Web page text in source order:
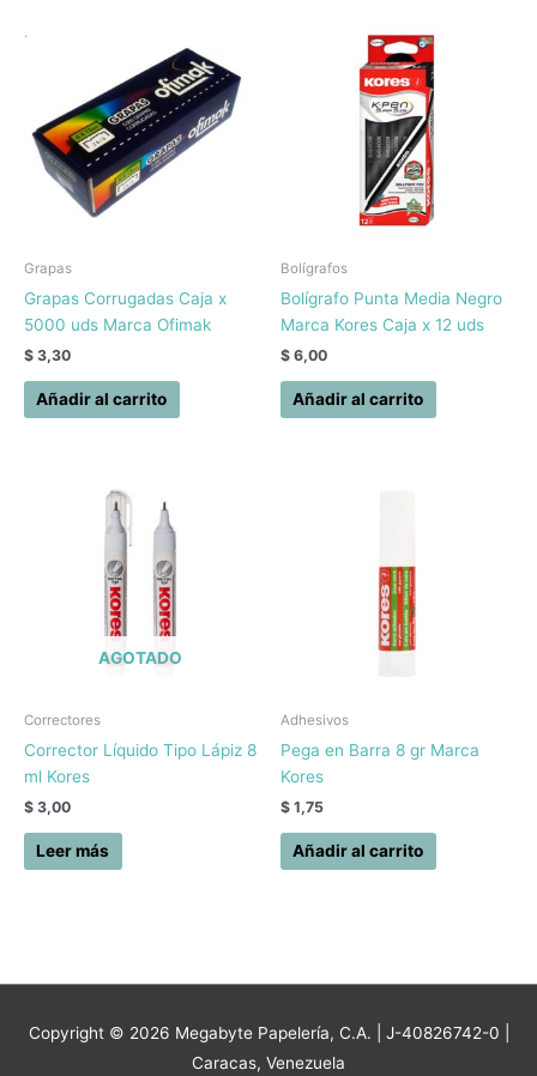
Grapas
Grapas Corrugadas Caja x
5000 uds Marca Ofimak
$ 3,30
Añadir al carrito
Bolígrafos
Bolígrafo Punta Media Negro
Marca Kores Caja x 12 uds
$ 6,00
Añadir al carrito
AGOTADO
Correctores
Corrector Líquido Tipo Lápiz 8
ml Kores
$ 3,00
Leer más
Adhesivos
Pega en Barra 8 gr Marca
Kores
$ 1,75
Añadir al carrito
Copyright © 2026 Megabyte Papelería, C.A. | J-40826742-0 |
Caracas, Venezuela